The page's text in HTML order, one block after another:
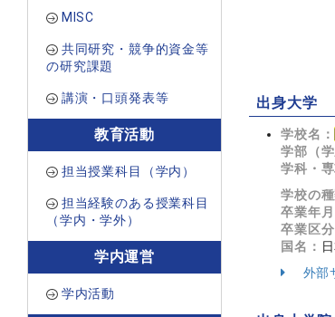
MISC
共同研究・競争的資金等
の研究課題
講演・口頭発表等
教育活動
担当授業科目（学内）
担当経験のある授業科目
（学内・学外）
学内運営
学内活動
出身大学
学校名：
学部（
学科・
学校の種
卒業年月
卒業区
国名：
外部